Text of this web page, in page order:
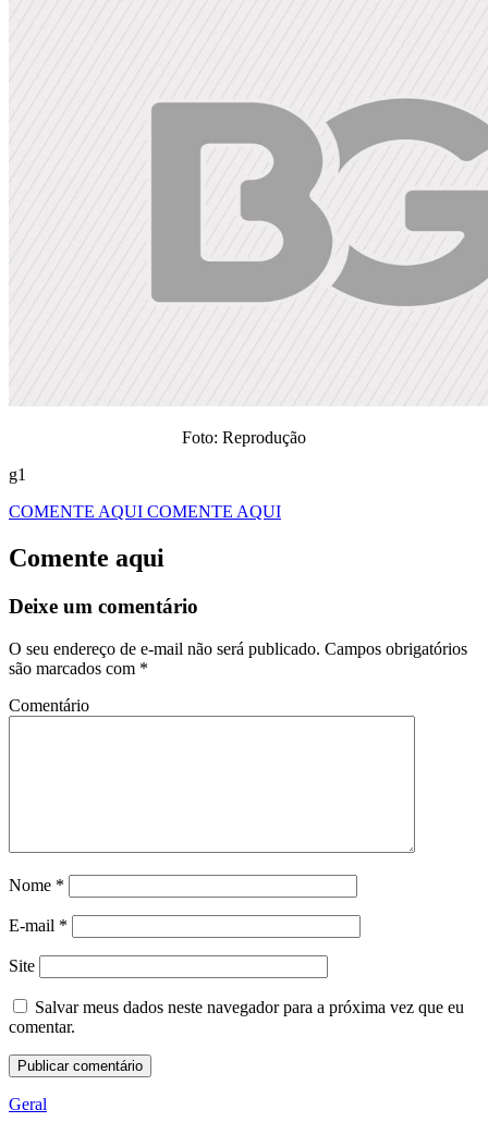
Foto: Reprodução
g1
COMENTE AQUI COMENTE AQUI
Comente aqui
Deixe um comentário
O seu endereço de e-mail não será publicado. Campos obrigatórios
são marcados com *
Comentário
Nome *
E-mail *
Site
Salvar meus dados neste navegador para a próxima vez que eu
comentar.
Geral